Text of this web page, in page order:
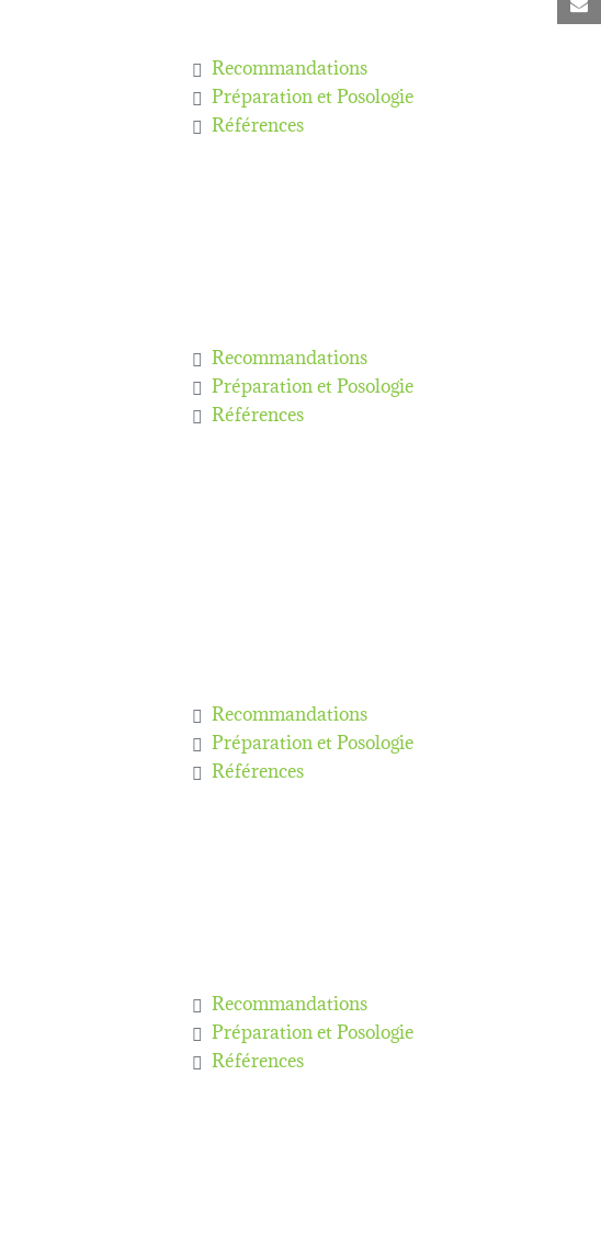
Recommandations
Préparation et Posologie
Références
Recommandations
Préparation et Posologie
Références
Recommandations
Préparation et Posologie
Références
Recommandations
Préparation et Posologie
Références